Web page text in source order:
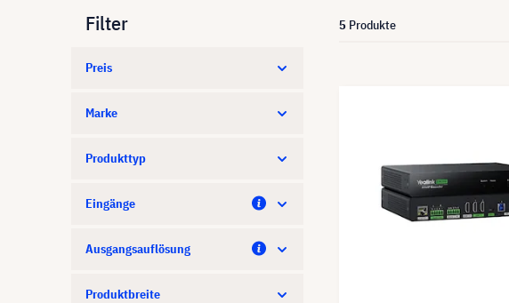
Filter
Preis
Marke
Produkttyp
Eingänge
Ausgangsauflösung
Produktbreite
5 Produkte